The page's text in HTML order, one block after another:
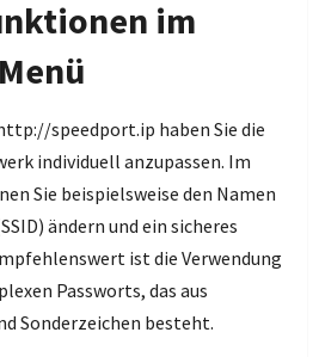
im
speedport.ip haben Sie die
individuell anzupassen. Im
Sie beispielsweise den Namen
ändern und ein sicheres
ist die Verwendung
Passworts, das aus
Sonderzeichen besteht.